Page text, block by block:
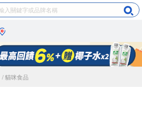
/ 貓咪食品